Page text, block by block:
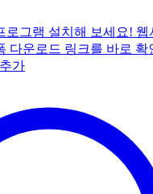
로그램 설치해 보세요!
다운로드 링크를 바로 확
가